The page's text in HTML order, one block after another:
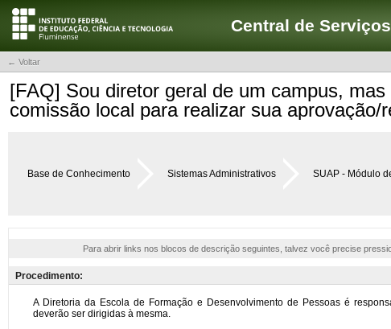
Central de
← Voltar
[FAQ] Sou diretor geral de um campus,
comissão local para realizar sua
Base de Conhecimento Sistemas Administrativos SUAP - Módulo
Para abrir links nos blocos de descrição seguintes, talvez você precise
Procedimento: